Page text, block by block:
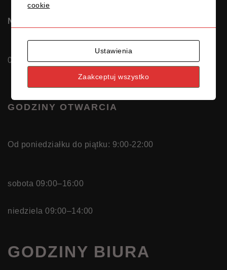
Nr rachunku OSK MATEOS Gdańsk:
04116022020000000625906812
GODZINY OTWARCIA
Od poniedziałku do piątku: 9:00-22:00
sobota 09:00–16:00
niedziela 09:00–14:00
GODZINY BIURA
cookie
Ustawienia
Zaakceptuj wszystko